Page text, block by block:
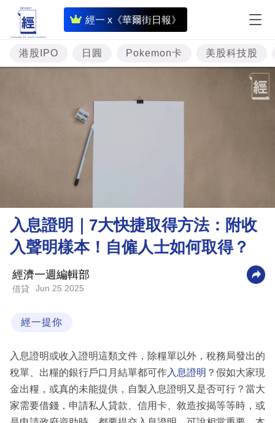
經一 x《華爾街日報》
即
時
財
經
題
資
樓
市
理
商
業
科
生
活
時
港股IPO 日圓 Pokemon卡 美股科技股
入息證明｜7大快捷取得方法：附收
入聲明樣本！自僱人士如何取得？
經濟一週編輯部
借貸 Jun 25 2025
經一提你
入息證明或收入證明這類文件，除糧單以外，稅務局發出的
稅單、出糧的銀行戶口月結單都可作入息證明 ？假如大家現
金出糧，或真的未能提供，自製入息證明又是否可行？當大
家需要借錢，申請私人貸款、信用卡、敘造按揭等等時，或